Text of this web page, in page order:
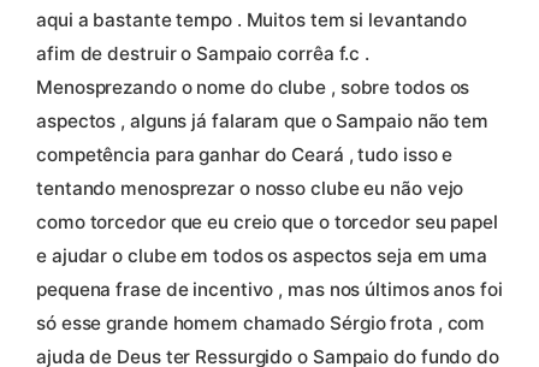
aqui a bastante tempo . Muitos tem si levantando
afim de destruir o Sampaio corrêa f.c .
Menosprezando o nome do clube , sobre todos os
aspectos , alguns já falaram que o Sampaio não tem
competência para ganhar do Ceará , tudo isso e
tentando menosprezar o nosso clube eu não vejo
como torcedor que eu creio que o torcedor seu papel
e ajudar o clube em todos os aspectos seja em uma
pequena frase de incentivo , mas nos últimos anos foi
só esse grande homem chamado Sérgio frota , com
ajuda de Deus ter Ressurgido o Sampaio do fundo do